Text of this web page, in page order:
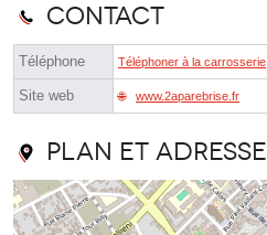
Contact
Téléphone Téléphoner à la carrosserie
Site web www.2aparebrise.fr
Plan et adresse